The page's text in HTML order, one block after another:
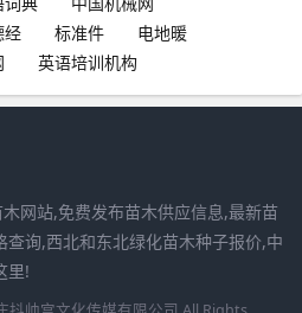
经 标准件
电地暖
英语培训机构
网站,免费发布苗木供应信息,最新苗
询,西北和东北绿化苗木种子报价,中
里!